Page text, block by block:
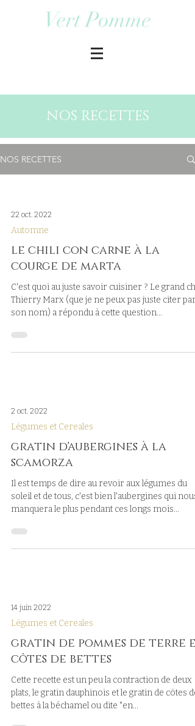
Vert Pomme
NOS RECETTES
NOS RECETTES
22 oct. 2022
Automne
le chili con carne à la
courge de marta
C'est quoi au juste savoir cuisiner ? Le grand
Thierry Marx (que je ne peux pas juste citer par
son nom) a répondu à cette question...
2 oct. 2022
Légumes et Cereales
gratin d'aubergines à la
scamorza
Il est temps de dire au revoir aux légumes du
soleil et de tous, c'est bien l'aubergines qui nous
manquera le plus pendant ces longs mois...
14 juin 2022
Légumes et Cereales
gratin de pommes de terre
côtes de bettes
Cette recette est un peu la contraction de deux
plats, le gratin dauphinois et le gratin de côtes de
bettes à la béchamel ou dite "en...